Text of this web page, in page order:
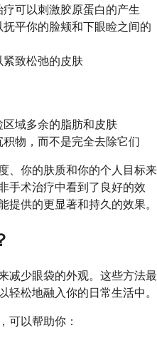
可以刺激胶原蛋白的产生
平你的脸颊和下眼睑之间的
致松弛的皮肤
区域多余的脂肪和皮肤
积物，而不是完全去除它们
、你的肤质和你的个人目标来
手术治疗中看到了良好的效
提供的更显著和持久的效果。
减少眼袋的外观。这些方法最
轻松地融入你的日常生活中。
可以帮助你：